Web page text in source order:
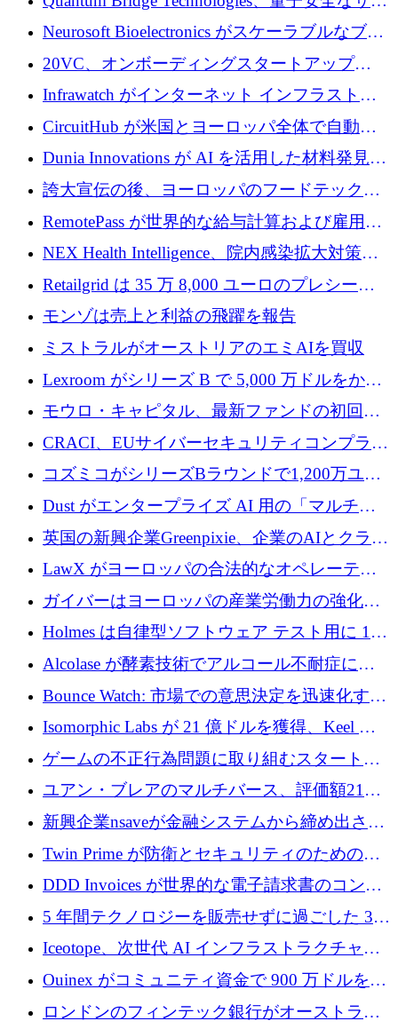
ルを調達
バーセキュリティ インフラストラクチャの拡
張にシリーズ A で 800 万ドルを投入
Neurosoft Bioelectronics がスケーラブルなブレ
イン コンピューター インターフェイスのため
に 750 万ドルを調達
20VC、オンボーディングスタートアップ
Prelude へのシリーズ A 投資で 2,000 万ドルを
Infrawatch がインターネット インフラストラ
クチャ インテリジェンス向けに 300 万ドルの
プレシードを確保
CircuitHub が米国とヨーロッパ全体で自動電
子機器製造を拡大するために 2,800 万ドルを
Dunia Innovations が AI を活用した材料発見を
産業化するために 2 億 8,000 万ユーロのベル
リン GigaLab を発表
誇大宣伝の後、ヨーロッパのフードテックセ
クターはファンダメンタルズを中心に再構築
RemotePass が世界的な給与計算および雇用プ
ラットフォームを拡大するために 1,740 万ド
NEX Health Intelligence、院内感染拡大対策に
100万ユーロを確保
Retailgrid は 35 万 8,000 ユーロのプレシード
ラウンドで小売業のスプレッドシートをター
モンゾは売上と利益の飛躍を報告
ミストラルがオーストリアのエミAIを買収
Lexroom がシリーズ B で 5,000 万ドルをかけ
てヨーロッパ大陸法用の法律 AI を構築
モウロ・キャピタル、最新ファンドの初回ク
ローズで4億ドルを確保
CRACI、EUサイバーセキュリティコンプライ
アンスプラットフォームのために140万ユーロ
コズミコがシリーズBラウンドで1,200万ユー
ロを調達
Dust がエンタープライズ AI 用の「マルチプ
レイヤー」オペレーティング システムを構築
するシリーズ B で 4,000 万ドルを調達
英国の新興企業Greenpixie、企業のAIとクラウ
ドのエネルギー無駄を削減するために470万ポ
ンドを調達
LawX がヨーロッパの合法的なオペレーティ
ング システムを構築するために 750 万ユーロ
を調達
ガイバーはヨーロッパの産業労働力の強化に
貢献するために 140 万ユーロを獲得
Holmes は自律型ソフトウェア テスト用に 110
万ユーロのプレシードを提供して開始
Alcolase が酵素技術でアルコール不耐症に取
り組むために 150 万ユーロを調達
Bounce Watch: 市場での意思決定を迅速化する
ためのインテリジェンス層を構築する
Isomorphic Labs が 21 億ドルを獲得、Keel の
ネオバンク後の軸、ポーランドのソフトウェ
ア進化
ゲームの不正行為問題に取り組むスタートア
ップを紹介する
ユアン・ブレアのマルチバース、評価額21億
ドルで7,000万ドルを調達
新興企業nsaveが金融システムから締め出され
たシリア人に国際銀行アクセスをもたらす
Twin Prime が防衛とセキュリティのためのフ
ロンティア AI モデルを構築するために 1,000
万ドルのプレシードを獲得
DDD Invoices が世界的な電子請求書のコンプ
ライアンスを簡素化するために 131 万ユーロ
を調達
5 年間テクノロジーを販売せずに過ごした 3D
プリンティングのスタートアップを紹介しま
Iceotope、次世代 AI インフラストラクチャの
冷却を促進するために 2,600 万ドルを調達
Ouinex がコミュニティ資金で 900 万ドルを達
成、トークン プラットフォームを開始
ロンドンのフィンテック銀行がオーストラリ